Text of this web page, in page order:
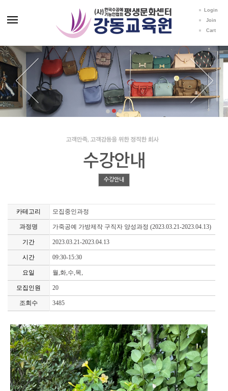
Login
Join
Cart
수강안내
수강안내
카테고리 모집중인과정
과정명 가죽공예 가방제작 구직자 양성과정 (2023.03.21-2023.04.13)
기간 2023.03.21-2023.04.13
시간 09:30-15:30
요일 월,화,수,목,
모집인원 20
조회수 3485